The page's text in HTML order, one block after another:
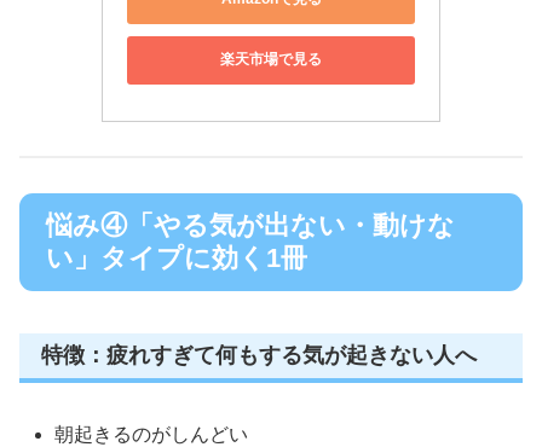
楽天市場で見る
悩み④「やる気が出ない・動けな
い」タイプに効く1冊
特徴：疲れすぎて何もする気が起きない人へ
朝起きるのがしんどい